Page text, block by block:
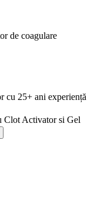
de coagulare
cu 25+ ani experiență
Clot Activator si Gel